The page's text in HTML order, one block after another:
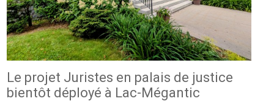
Le projet Juristes en palais de justice
bientôt déployé à Lac-Mégantic